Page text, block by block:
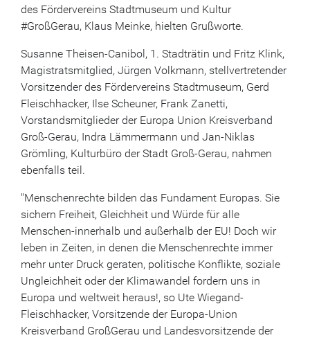
des Fördervereins Stadtmuseum und Kultur
#GroßGerau, Klaus Meinke, hielten Grußworte.
Susanne Theisen-Canibol, 1. Stadträtin und Fritz Klink,
Magistratsmitglied, Jürgen Volkmann, stellvertretender
Vorsitzender des Fördervereins Stadtmuseum, Gerd
Fleischhacker, Ilse Scheuner, Frank Zanetti,
Vorstandsmitglieder der Europa Union Kreisverband
Groß-Gerau, Indra Lämmermann und Jan-Niklas
Grömling, Kulturbüro der Stadt Groß-Gerau, nahmen
ebenfalls teil.
"Menschenrechte bilden das Fundament Europas. Sie
sichern Freiheit, Gleichheit und Würde für alle
Menschen-innerhalb und außerhalb der EU! Doch wir
leben in Zeiten, in denen die Menschenrechte immer
mehr unter Druck geraten, politische Konflikte, soziale
Ungleichheit oder der Klimawandel fordern uns in
Europa und weltweit heraus!, so Ute Wiegand-
Fleischhacker, Vorsitzende der Europa-Union
Kreisverband GroßGerau und Landesvorsitzende der